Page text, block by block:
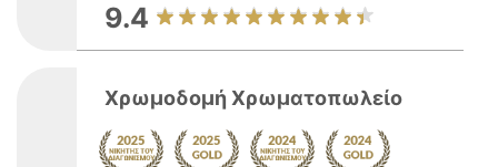
9.4
Χρωμοδομή Χρωματοπωλείο